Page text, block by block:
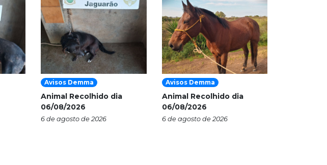
Avisos Demma
Animal Recolhido dia
06/08/2026
6 de agosto de 2026
Avisos Demma
Animal Recolhido dia
06/08/2026
6 de agosto de 2026